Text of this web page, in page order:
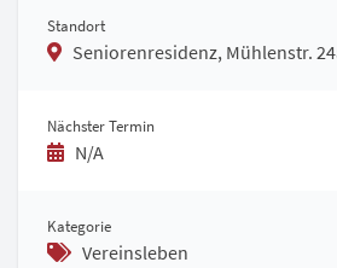
Standort
Seniorenresidenz, Mühlenstr.
Nächster Termin
N/A
Kategorie
Vereinsleben